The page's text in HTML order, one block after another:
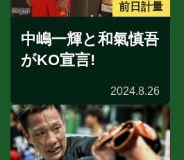
前日計量
中嶋一輝と和氣慎吾
がKO宣言!
2024.8.26